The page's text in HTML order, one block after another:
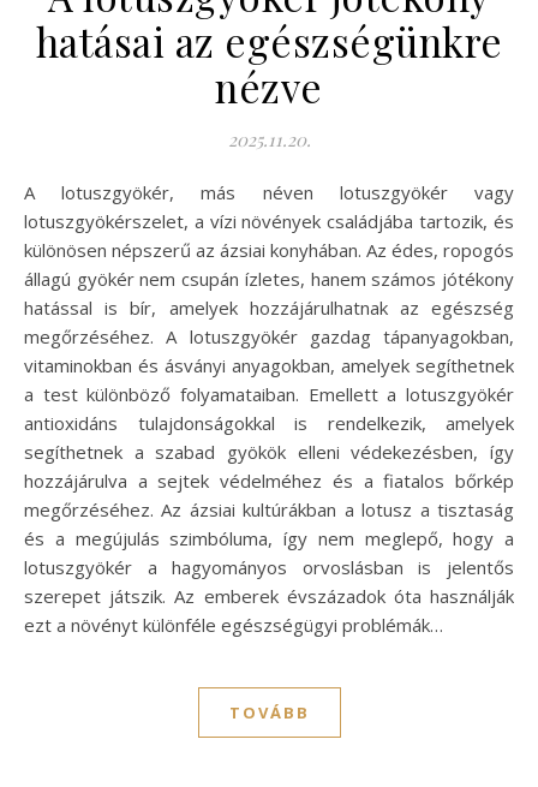
hatásai az egészségünkre
nézve
2025.11.20.
A lotuszgyökér, más néven lotuszgyökér vagy
lotuszgyökérszelet, a vízi növények családjába tartozik, és
különösen népszerű az ázsiai konyhában. Az édes, ropogós
állagú gyökér nem csupán ízletes, hanem számos jótékony
hatással is bír, amelyek hozzájárulhatnak az egészség
megőrzéséhez. A lotuszgyökér gazdag tápanyagokban,
vitaminokban és ásványi anyagokban, amelyek segíthetnek
a test különböző folyamataiban. Emellett a lotuszgyökér
antioxidáns tulajdonságokkal is rendelkezik, amelyek
segíthetnek a szabad gyökök elleni védekezésben, így
hozzájárulva a sejtek védelméhez és a fiatalos bőrkép
megőrzéséhez. Az ázsiai kultúrákban a lotusz a tisztaság
és a megújulás szimbóluma, így nem meglepő, hogy a
lotuszgyökér a hagyományos orvoslásban is jelentős
szerepet játszik. Az emberek évszázadok óta használják
ezt a növényt különféle egészségügyi problémák…
TOVÁBB